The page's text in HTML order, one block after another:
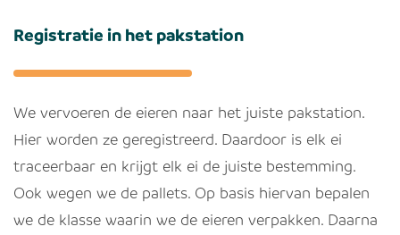
Registratie in het pakstation
We vervoeren de eieren naar het juiste pakstation.
Hier worden ze geregistreerd. Daardoor is elk ei
traceerbaar en krijgt elk ei de juiste bestemming.
Ook wegen we de pallets. Op basis hiervan bepalen
we de klasse waarin we de eieren verpakken. Daarna